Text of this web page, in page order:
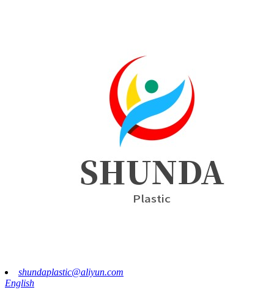
shundaplastic@aliyun.com
English